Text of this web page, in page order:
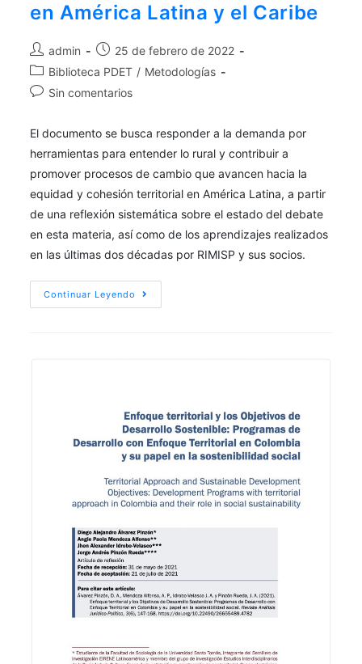
en América Latina y el Caribe
admin
25 de febrero de 2022
Biblioteca PDET / Metodologías
Sin comentarios
El documento se busca responder a la demanda por
herramientas para entender lo rural y contribuir a
promover procesos de cambio que avancen hacia la
equidad y cohesión territorial en América Latina, a partir
de una reflexión sistemática sobre el estado del debate
en esta materia, así como de los aprendizajes realizados
en las últimas dos décadas por RIMISP y sus socios.
Continuar Leyendo